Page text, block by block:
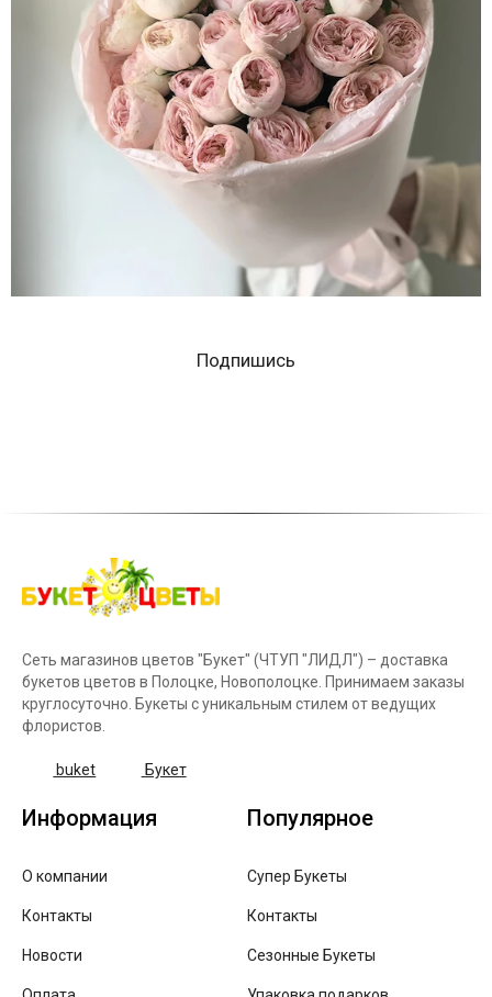
Подпишись
Сеть магазинов цветов "Букет" (ЧТУП "ЛИДЛ") – доставка
букетов цветов в Полоцке, Новополоцке. Принимаем заказы
круглосуточно. Букеты с уникальным стилем от ведущих
флористов.
buket Букет
Информация
О компании
Контакты
Новости
Популярное
Супер Букеты
Контакты
Сезонные Букеты